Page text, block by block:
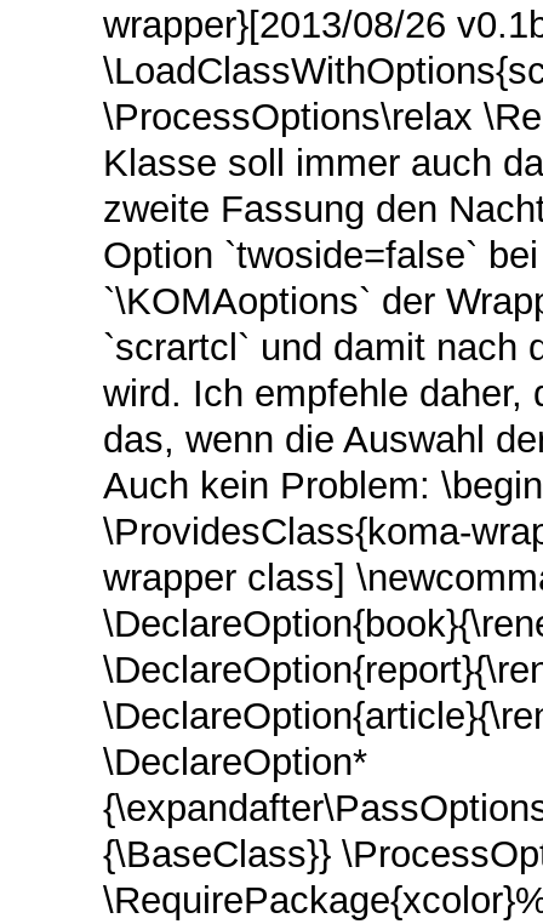
wrapper}[2013/08/26
\ProcessOptions\relax
Klasse soll immer auch
zweite Fassung den
Option `twoside=false`
`\KOMAoptions` der
`scrartcl` und damit nach
wird. Ich empfehle daher,
das, wenn die Auswahl
Auch kein Problem:
\ProvidesClass{koma-
wrapper class]
\DeclareOption*
{\BaseClass}}